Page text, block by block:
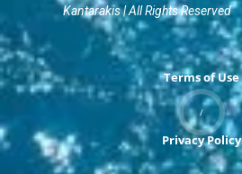
Kantarakis | All Rights Reserved
Terms of Use
/
Privacy Policy